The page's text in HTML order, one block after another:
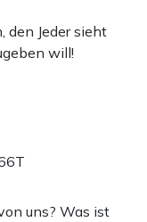
den Jeder sieht
will!
uns? Was ist